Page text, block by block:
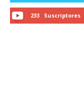
233 Suscriptores